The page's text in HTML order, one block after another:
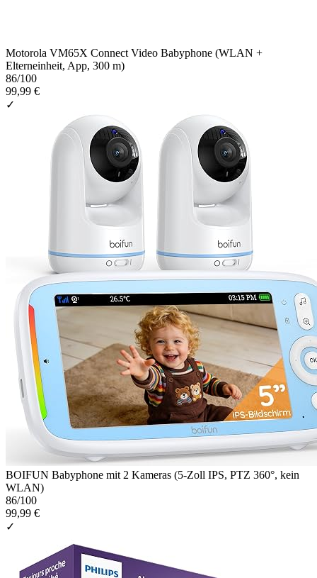
Motorola VM65X Connect Video Babyphone (WLAN +
Elterneinheit, App, 300 m)
86/100
99,99 €
✓
BOIFUN Babyphone mit 2 Kameras (5-Zoll IPS, PTZ 360°, kein
WLAN)
86/100
99,99 €
✓